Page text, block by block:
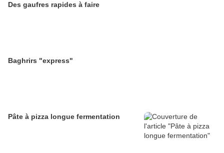
Des gaufres rapides à faire
Baghrirs "express"
Pâte à pizza longue fermentation